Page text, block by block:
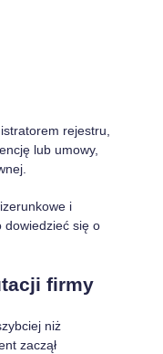
rejestru,
lub umowy,
i
dowiedzieć się o
firmy
niż
zaczął